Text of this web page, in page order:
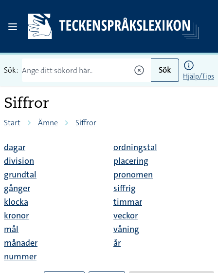
Sök: Sök
Hjälp/Tips
Siffror
Start Ämne Siffror
dagar
division
grundtal
gånger
klocka
kronor
mål
månader
nummer
ordningstal
placering
pronomen
siffrig
timmar
veckor
våning
år